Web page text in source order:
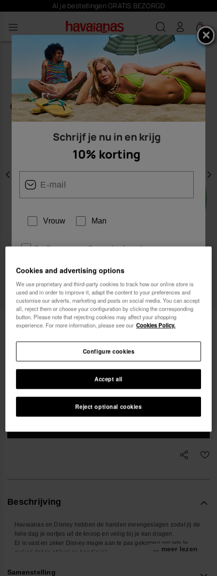
Al je bestellingen GRATIS BEZORGD
0
Vorige
Havaianas Oordopjes Disney Classics
Gratis bezorging op al je bestellingen
Beschrijving
Havaianas en Disney hebben de handen ineengeslagen zodat jij de
hele dag je oortjes uit de knoop en veilig bij je kan dragen.
Er is vast en zeker Disney magie aan te pas gekomen om iets te
maken dat zo stijlvol en handig is!
Shop online at www.havaianas-store.com, de officiële Havaianas-
... meer lezen
Samenstelling
Schrijf je nu in en krijg
10% korting
Vrouw Man
Ik wil graag, op welke manier dan ook,
Privacybeleid gelezen en ga hiermee akkoord.
ik wil 10% korting
Cookies and advertising options
We use proprietary and third-party cookies to track how our online store is
used and in order to improve it, adapt the content to your preferences and
customise our adverts, marketing and posts on social media. You can accept
all, reject them or choose your configuration by clicking the corresponding
button. Please note that rejecting cookies may affect your shopping
experience. For more information, please see our Cookies Policy.
Reject optional cookies
Accept all
Configure cookies